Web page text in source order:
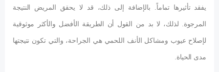
يفقد تأثيرها تماماً. بالإضافة إلى ذلك، قد لا يحقق المريض النتيجة
المرجوة. لذلك، لا بد من القول أن الطريقة الأفضل والأكثر موثوقية
لإصلاح عيوب ومشاكل الأنف اللحمي هي الجراحة، والتي تكون نتيجتها
مدى الحياة.